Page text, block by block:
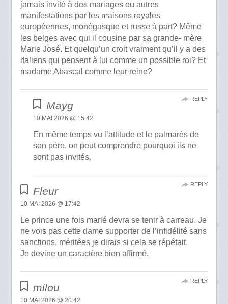
jamais invité à des mariages ou autres
manifestations par les maisons royales
européennes, monégasque et russe à part? Même
les belges avec qui il cousine par sa grande- mère
Marie José. Et quelqu’un croit vraiment qu’il y a des
italiens qui pensent à lui comme un possible roi? Et
madame Abascal comme leur reine?
Mayg
10 MAI 2026 @ 15:42
En même temps vu l’attitude et le palmarès de
son père, on peut comprendre pourquoi ils ne
sont pas invités.
REPLY
Fleur
10 MAI 2026 @ 17:42
Le prince une fois marié devra se tenir à carreau. Je
ne vois pas cette dame supporter de l’infidélité sans
sanctions, méritées je dirais si cela se répétait.
Je devine un caractère bien affirmé.
REPLY
milou
10 MAI 2026 @ 20:42
REPLY